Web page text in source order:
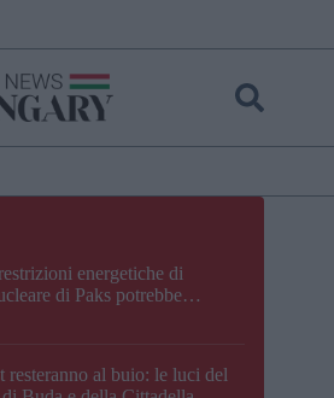
energetiche di
di Paks potrebbe
resteranno al buio: le luci del